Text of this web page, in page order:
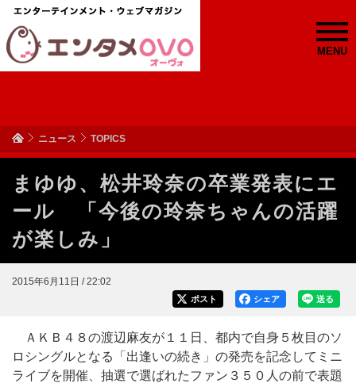
MENU
ニュース TOPICS
まゆゆ、松井玲奈の卒業発表にエ
ール 「今後の玲奈ちゃんの活躍
が楽しみ」
2015年6月11日 / 22:02
送る
シェア
ポスト
ＡＫＢ４８の渡辺麻友が１１日、都内で自身５枚目のソ
ロシングルとなる「出逢いの続き」の発売を記念してミニ
ライブを開催、抽選で選ばれたファン３５０人の前で表題